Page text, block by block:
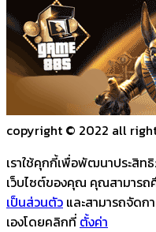
copyright © 2022 all
เราใช้คุกกี้เพื่อพัฒนาประสิท
เว็บไซต์ของคุณ คุณสามารถ
เป็นส่วนตัว และสามารถจัดก
เองโดยคลิกที่ ตั้งค่า